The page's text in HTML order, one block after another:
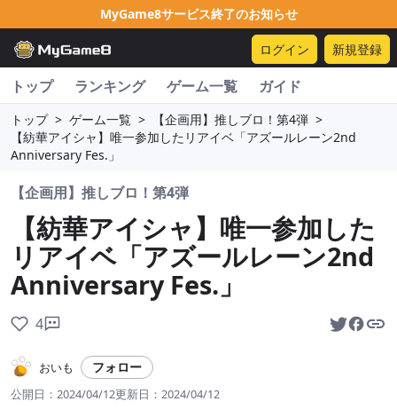
MyGame8サービス終了のお知らせ
ログイン 新規登録
トップ ランキング ゲーム一覧 ガイド
トップ > ゲーム一覧 > 【企画用】推しブロ！第4弾 >
【紡華アイシャ】唯一参加したリアイベ「アズールレーン2nd
Anniversary Fes.」
【企画用】推しブロ！第4弾
【紡華アイシャ】唯一参加した
リアイベ「アズールレーン2nd
Anniversary Fes.」
4
おいも フォロー
公開日： 2024/04/12更新日： 2024/04/12